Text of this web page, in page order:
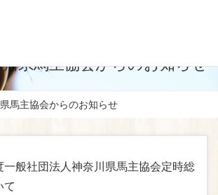
県馬主協会からのお知らせ
馬主協会からのお知らせ
社団法人神奈川県馬主協会定時総
て